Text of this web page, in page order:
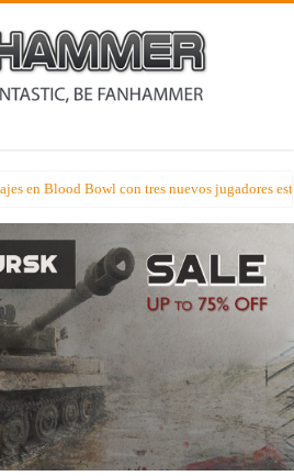
en Blood Bowl con tres nuevos jugadores